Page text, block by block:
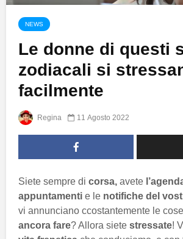
NEWS
Le donne di questi
zodiacali si
facilmente
Regina 11 Agosto 2022
Siete sempre di corsa, avete
appuntamenti e le notifiche del
vi annunciano ccostantemente le
ancora fare? Allora siete stressate!